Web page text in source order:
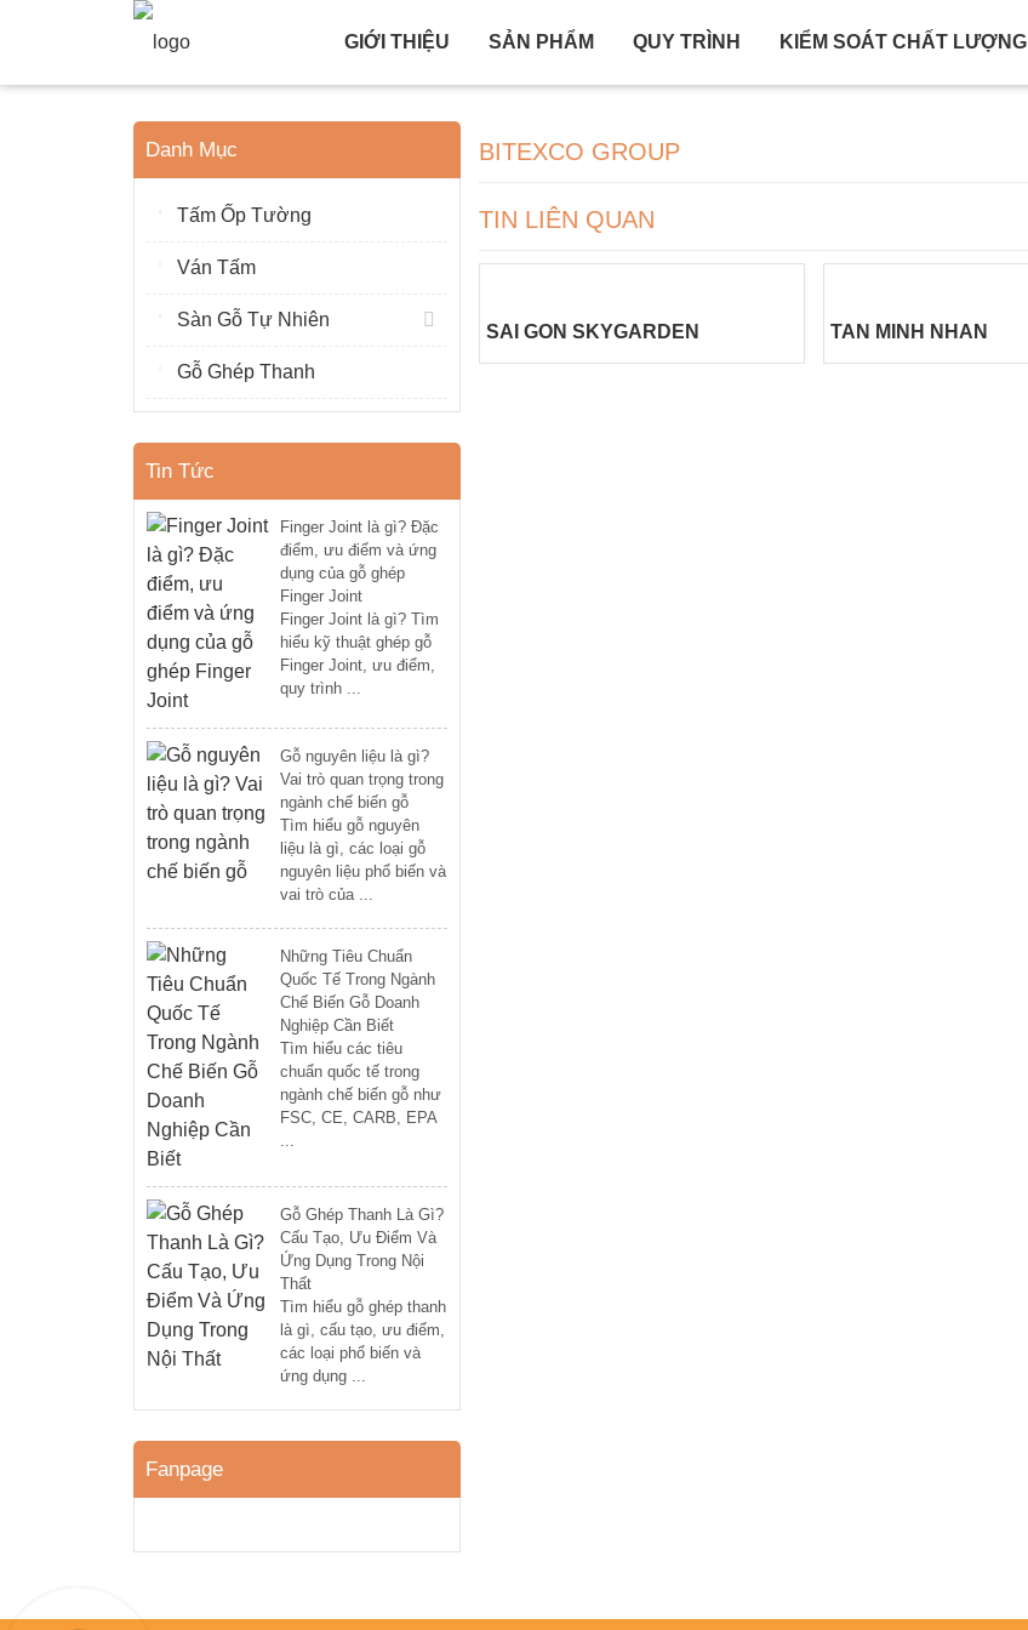
GIỚI THIỆU SẢN PHẨM QUY TRÌNH KIỂM SOÁT CHẤT LƯỢNG
Danh Mục
Tấm Ốp Tường
Ván Tấm
Sàn Gỗ Tự Nhiên
Gỗ Ghép Thanh
Tin Tức
Finger Joint là gì? Đặc
điểm, ưu điểm và ứng
dụng của gỗ ghép
Finger Joint
Finger Joint là gì? Tìm
hiểu kỹ thuật ghép gỗ
Finger Joint, ưu điểm,
quy trình ...
Gỗ nguyên liệu là gì?
Vai trò quan trọng trong
ngành chế biến gỗ
Tìm hiểu gỗ nguyên
liệu là gì, các loại gỗ
nguyên liệu phổ biến và
vai trò của ...
Những Tiêu Chuẩn
Quốc Tế Trong Ngành
Chế Biến Gỗ Doanh
Nghiệp Cần Biết
Tìm hiểu các tiêu
chuẩn quốc tế trong
ngành chế biến gỗ như
FSC, CE, CARB, EPA
...
Gỗ Ghép Thanh Là Gì?
Cấu Tạo, Ưu Điểm Và
Ứng Dụng Trong Nội
Thất
Tìm hiểu gỗ ghép thanh
là gì, cấu tạo, ưu điểm,
các loại phổ biến và
ứng dụng ...
Fanpage
BITEXCO GROUP
TIN LIÊN QUAN
SAI GON SKYGARDEN TAN MINH NHAN